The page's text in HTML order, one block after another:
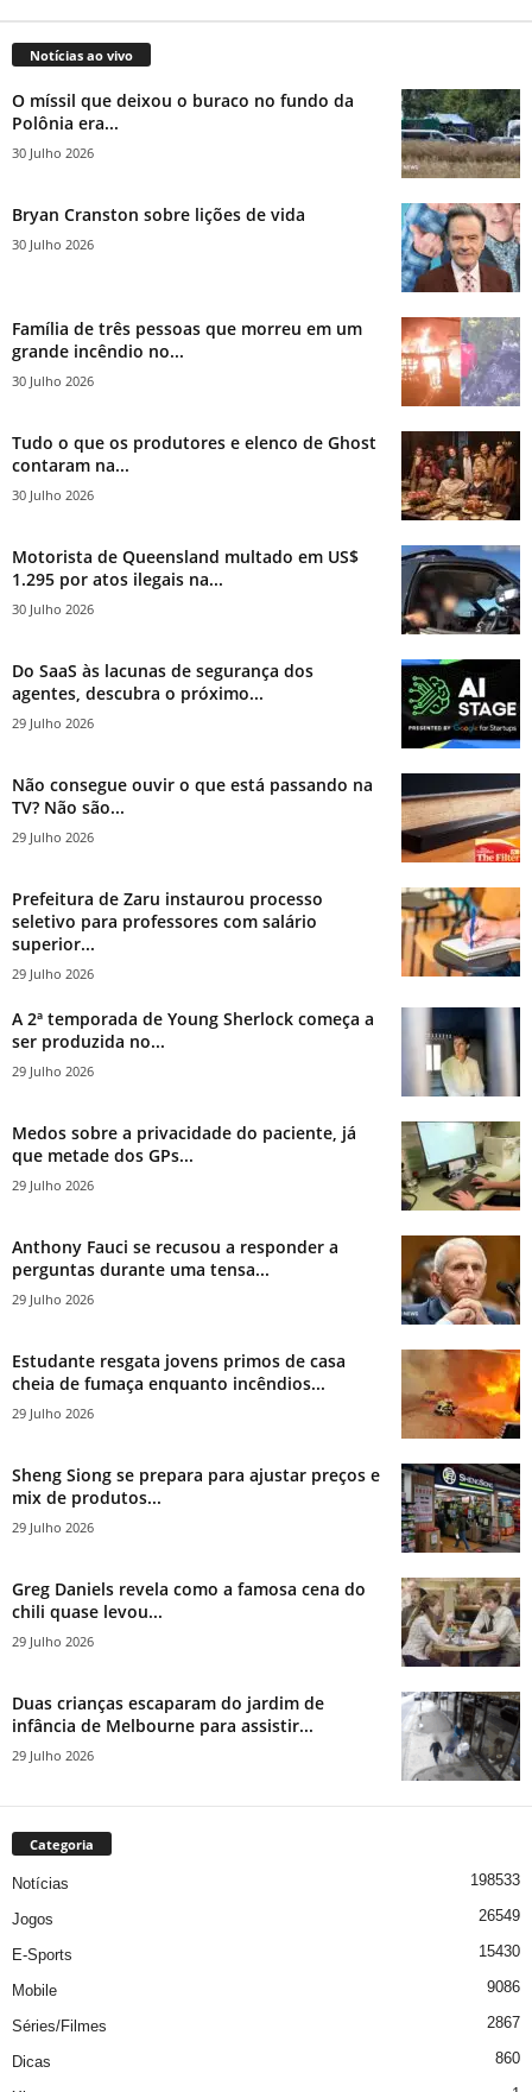
Notícias ao vivo
O míssil que deixou o buraco no fundo da
Polônia era...
30 Julho 2026
Bryan Cranston sobre lições de vida
30 Julho 2026
Família de três pessoas que morreu em um
grande incêndio no...
30 Julho 2026
Tudo o que os produtores e elenco de Ghost
contaram na...
30 Julho 2026
Motorista de Queensland multado em US$
1.295 por atos ilegais na...
30 Julho 2026
Do SaaS às lacunas de segurança dos
agentes, descubra o próximo...
29 Julho 2026
Não consegue ouvir o que está passando na
TV? Não são...
29 Julho 2026
Prefeitura de Zaru instaurou processo
seletivo para professores com salário
superior...
29 Julho 2026
A 2ª temporada de Young Sherlock começa a
ser produzida no...
29 Julho 2026
Medos sobre a privacidade do paciente, já
que metade dos GPs...
29 Julho 2026
Anthony Fauci se recusou a responder a
perguntas durante uma tensa...
29 Julho 2026
Estudante resgata jovens primos de casa
cheia de fumaça enquanto incêndios...
29 Julho 2026
Sheng Siong se prepara para ajustar preços e
mix de produtos...
29 Julho 2026
Greg Daniels revela como a famosa cena do
chili quase levou...
29 Julho 2026
Duas crianças escaparam do jardim de
infância de Melbourne para assistir...
29 Julho 2026
Categoria
Notícias 198533
Jogos 26549
E-Sports 15430
Mobile 9086
Séries/Filmes 2867
Dicas 860